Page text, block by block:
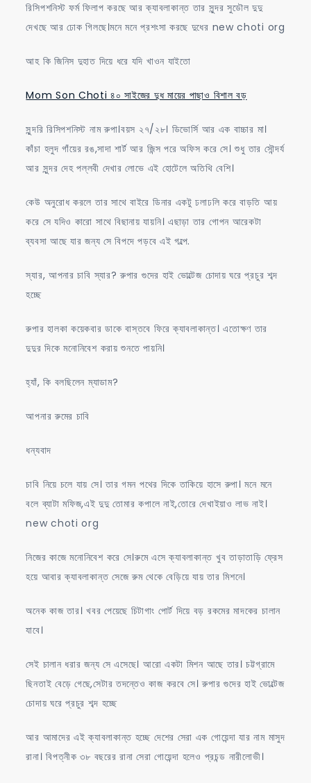
রিসিপশনিস্ট ফর্ম ফিলাপ করছে আর ক্যাবলাকান্ত তার সুন্দর সুডৌল দুদু
দেখছে আর ঢোক গিলছে।মনে মনে প্রশংসা করছে দুধের new choti org
আহ কি জিনিস দুহাত দিয়ে ধরে যদি খাওন যাইতো
Mom Son Choti ৪০ সাইজের দুধ মায়ের পাছাও বিশাল বড়
সুন্দরি রিসিপশনিস্ট নাম রুপা।বয়স ২৭/২৮। ডিভোর্সি আর এক বাচ্চার মা।
কাঁচা হলুদ গাঁয়ের রঙ,সাদা শার্ট আর জিন্স পরে অফিস করে সে। শুধু তার সৌন্দর্য
আর সুন্দর দেহ পল্লবী দেখার লোভে এই হোটেলে অতিথি বেশি।
কেউ অনুরোধ করলে তার সাথে বাইরে ডিনার একটু ঢলাঢলি করে বাড়তি আয়
করে সে যদিও কারো সাথে বিছানায় যায়নি। এছাড়া তার গোপন আরেকটা
ব্যবসা আছে যার জন্য সে বিপদে পড়বে এই গল্পে.
স্যার, আপনার চাবি স্যার? রুপার গুদের হাই ভোল্টেজ চোদায় ঘরে প্রচুর শব্দ
হচ্ছে
রুপার হালকা কয়েকবার ডাকে বাস্তবে ফিরে ক্যাবলাকান্ত। এতোক্ষণ তার
দুদুর দিকে মনোনিবেশ করায় শুনতে পায়নি।
হ্যাঁ, কি বলছিলেন ম্যাডাম?
আপনার রুমের চাবি
ধন্যবাদ
চাবি নিয়ে চলে যায় সে। তার গমন পথের দিকে তাকিয়ে হাসে রুপা। মনে মনে
বলে ব্যাটা মফিজ,এই দুদু তোমার কপালে নাই,তোরে দেখাইয়াও লাভ নাই।
new choti org
নিজের কাজে মনোনিবেশ করে সে।রুমে এসে ক্যাবলাকান্ত খুব তাড়াতাড়ি ফ্রেস
হয়ে আবার ক্যাবলাকান্ত সেজে রুম থেকে বেড়িয়ে যায় তার মিশনে।
অনেক কাজ তার। খবর পেয়েছে চিটাগাং পোর্ট দিয়ে বড় রকমের মাদকের চালান
যাবে।
সেই চালান ধরার জন্য সে এসেছে। আরো একটা মিশন আছে তার। চট্টগ্রামে
ছিনতাই বেড়ে গেছে,সেটার তদন্তেও কাজ করবে সে। রুপার গুদের হাই ভোল্টেজ
চোদায় ঘরে প্রচুর শব্দ হচ্ছে
আর আমাদের এই ক্যাবলাকান্ত হচ্ছে দেশের সেরা এক গোয়েন্দা যার নাম মাসুদ
রানা। বিপত্নীক ৩৮ বছরের রানা সেরা গোয়েন্দা হলেও প্রচন্ড নারীলোভী।